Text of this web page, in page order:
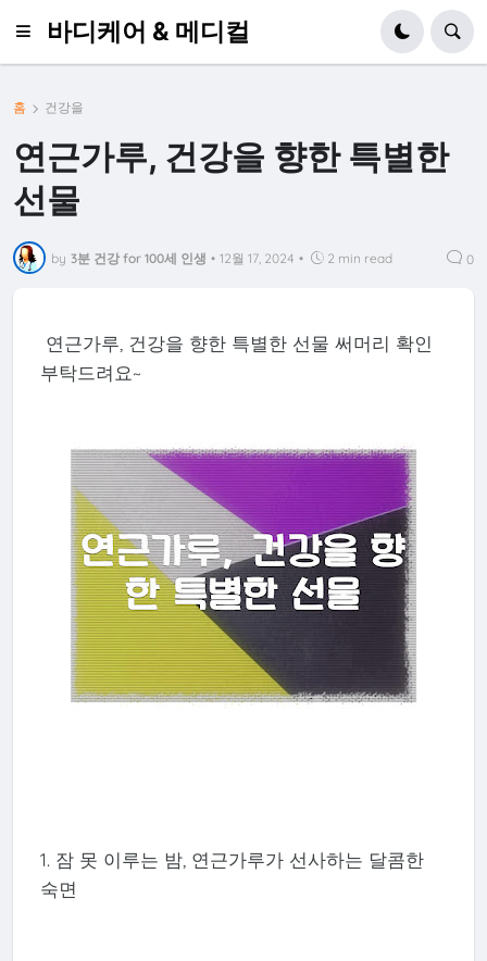
바디케어 & 메디컬
홈 건강을
연근가루, 건강을 향한 특별한
선물
by 3분 건강 for 100세 인생 • 12월 17, 2024 • 2 min read 0
연근가루, 건강을 향한 특별한 선물 써머리 확인
부탁드려요~
1. 잠 못 이루는 밤, 연근가루가 선사하는 달콤한
숙면